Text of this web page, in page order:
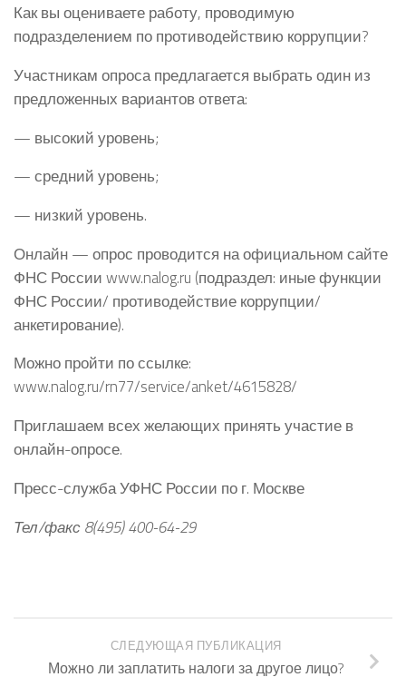
Как вы оцениваете работу, проводимую
подразделением по противодействию коррупции?
Участникам опроса предлагается выбрать один из
предложенных вариантов ответа:
— высокий уровень;
— средний уровень;
— низкий уровень.
Онлайн — опрос проводится на официальном сайте
ФНС России www.nalog.ru (подраздел: иные функции
ФНС России/ противодействие коррупции/
анкетирование).
Можно пройти по ссылке:
www.nalog.ru/rn77/service/anket/4615828/
Приглашаем всех желающих принять участие в
онлайн-опросе.
Пресс-служба УФНС России по г. Москве
Тел/факс 8(495) 400-64-29
СЛЕДУЮЩАЯ ПУБЛИКАЦИЯ
Можно ли заплатить налоги за другое лицо?